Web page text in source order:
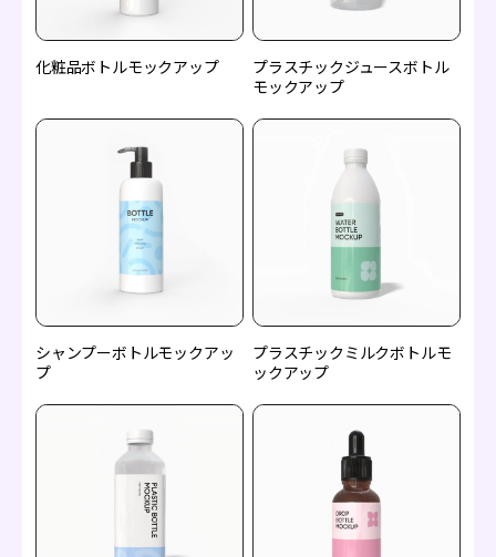
化粧品ボトルモックアップ
プラスチックジュースボトル
モックアップ
シャンプーボトルモックアッ
プ
プラスチックミルクボトルモ
ックアップ